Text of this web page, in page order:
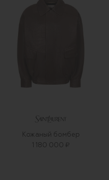
Кожаный бомбер
1 180 000 ₽